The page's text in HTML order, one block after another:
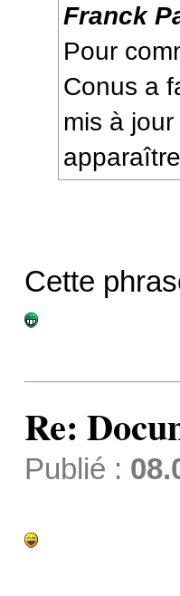
Franck
Pour
Conus a
mis à
Cette
Re:
Publié :